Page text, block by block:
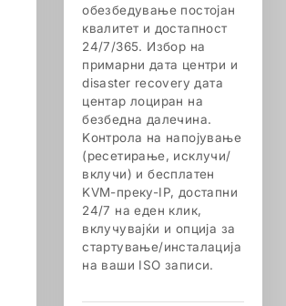
обезбедување постојан
квалитет и достапност
24/7/365. Избор на
примарни дата центри и
disaster recovery дата
центар лоциран на
безбедна далечина.
Kонтрола на напојување
(ресетирање, исклучи/
вклучи) и бесплатен
KVM-преку-IP, достапни
24/7 на еден клик,
вклучувајќи и опција за
стартување/инсталација
на ваши ISO записи.